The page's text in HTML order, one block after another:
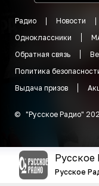
Радио Новости
Одноклассники
Обратная связь
Политика
Выдача призов
© "Русское Радио"
Русское
Русское